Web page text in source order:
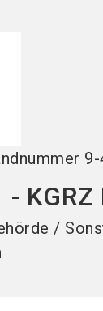
9-
KGRZ
/